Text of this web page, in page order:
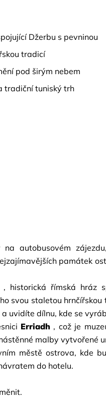
Džerbu s pevninou
tradicí
pod širým nebem
tradiční tuniský trh
na autobusovém
památek
, historická římská hráz
svou staletou
uvidíte dílnu, kde se
Erriadh , což je
malby vytvořené
městě ostrova, kde
do hotelu.